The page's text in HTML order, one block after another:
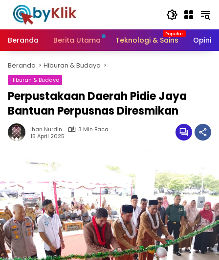
Langsung
konten
Beranda
Berita Utama Teknologi & Sains Opini
Beranda Hiburan & Budaya
Hiburan & Budaya
Perpustakaan Daerah Pidie Jaya
Bantuan Perpusnas Diresmikan
Ihan Nurdin
3 Min Baca
15 April 2025